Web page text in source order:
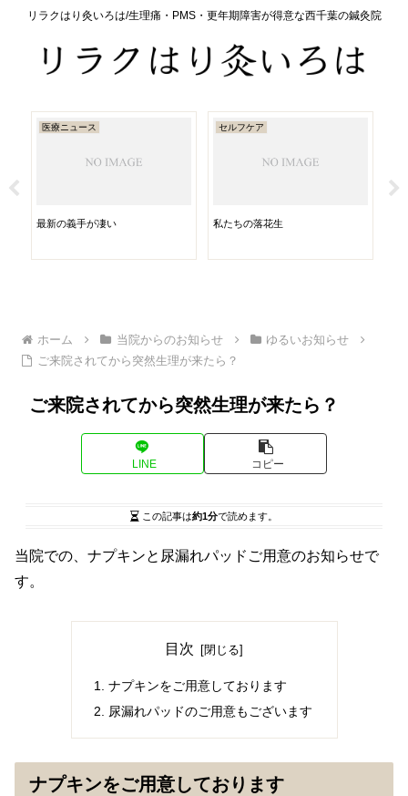
リラクはり灸いろは/生理痛・PMS・更年期障害が得意な西千葉の鍼灸院
医療ニュース
最新の義手が凄い
セルフケア
私たちの落花生
ホーム 当院からのお知らせ
ゆるいお知らせ
ご来院されてから突然生理が来たら？
ご来院されてから突然生理が来たら？
LINE コピー
この記事は約1分で読めます。
当院での、ナプキンと尿漏れパッドご用意のお知らせで
す。
目次
ナプキンをご用意しております
尿漏れパッドのご用意もございます
ナプキンをご用意しております